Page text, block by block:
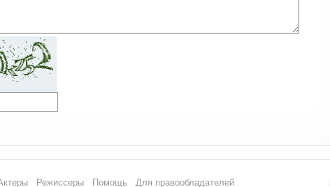
Режиссеры Помощь Для правообладателей